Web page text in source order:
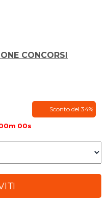
CONCORSI
Sconto del 34%
m 00s